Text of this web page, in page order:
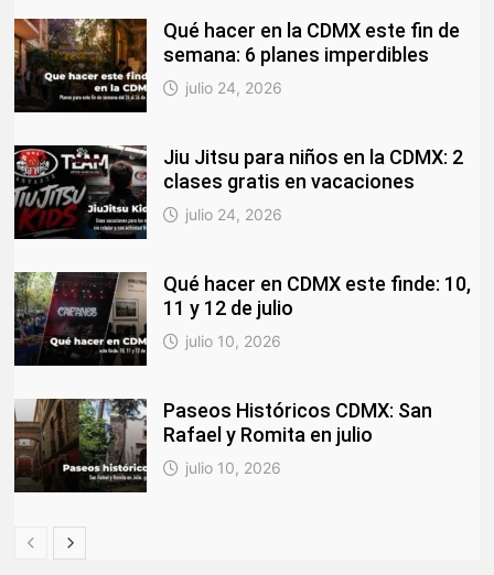
Qué hacer en la CDMX este fin de
semana: 6 planes imperdibles
julio 24, 2026
Jiu Jitsu para niños en la CDMX: 2
clases gratis en vacaciones
julio 24, 2026
Qué hacer en CDMX este finde: 10,
11 y 12 de julio
julio 10, 2026
Paseos Históricos CDMX: San
Rafael y Romita en julio
julio 10, 2026